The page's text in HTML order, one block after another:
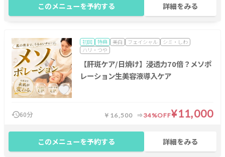
このメニューを予約する 詳細をみる
初回 特典 美白 フェイシャル
シミ・しわ
ハリ・つや
【肝斑ケア/日焼け】浸透力70倍？メソポ
レーション生美容液導入ケア
60分 ￥16,500 34%OFF¥11,000
このメニューを予約する 詳細をみる